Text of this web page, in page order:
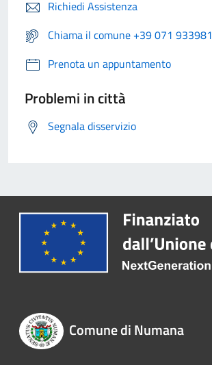
Richiedi Assistenza
Chiama il comune +39 071 933981
Prenota un appuntamento
Problemi in città
Segnala disservizio
Comune di Numana